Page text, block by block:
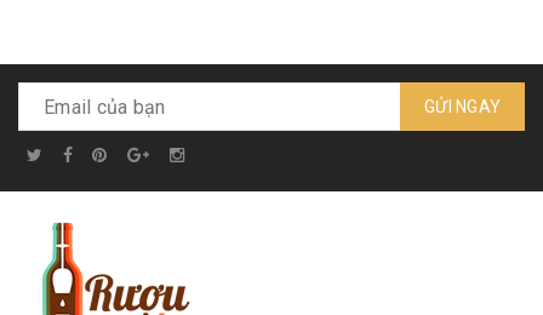
GỬI NGAY